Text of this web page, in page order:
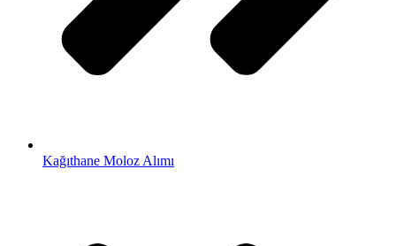
Kağıthane Moloz Alımı